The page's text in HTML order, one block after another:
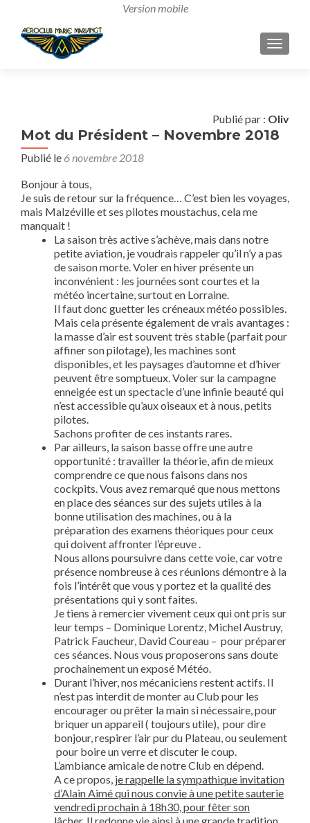
Publié par : Oliv
Mot du Président – Novembre 2018
Publié le 6 novembre 2018
Bonjour à tous,
Je suis de retour sur la fréquence… C’est bien les voyages,
mais Malzéville et ses pilotes moustachus, cela me
manquait !
La saison très active s’achève, mais dans notre
petite aviation, je voudrais rappeler qu’il n’y a pas
de saison morte. Voler en hiver présente un
inconvénient : les journées sont courtes et la
météo incertaine, surtout en Lorraine.
Il faut donc guetter les créneaux météo possibles.
Mais cela présente également de vrais avantages :
la masse d’air est souvent très stable (parfait pour
affiner son pilotage), les machines sont
disponibles, et les paysages d’automne et d’hiver
peuvent être somptueux. Voler sur la campagne
enneigée est un spectacle d’une infinie beauté qui
n’est accessible qu’aux oiseaux et à nous, petits
pilotes.
Sachons profiter de ces instants rares.
Par ailleurs, la saison basse offre une autre
opportunité : travailler la théorie, afin de mieux
comprendre ce que nous faisons dans nos
cockpits. Vous avez remarqué que nous mettons
en place des séances sur des sujets utiles à la
bonne utilisation des machines, ou à la
préparation des examens théoriques pour ceux
qui doivent affronter l’épreuve .
Nous allons poursuivre dans cette voie, car votre
présence nombreuse à ces réunions démontre à la
fois l’intérêt que vous y portez et la qualité des
présentations qui y sont faites.
Je tiens à remercier vivement ceux qui ont pris sur
leur temps – Dominique Lorentz, Michel Austruy,
Patrick Faucheur, David Coureau – pour préparer
ces séances. Nous vous proposerons sans doute
prochainement un exposé Météo.
Durant l’hiver, nos mécaniciens restent actifs. Il
n’est pas interdit de monter au Club pour les
encourager ou prêter la main si nécessaire, pour
briquer un appareil ( toujours utile), pour dire
bonjour, respirer l’air pur du Plateau, ou seulement
pour boire un verre et discuter le coup.
L’ambiance amicale de notre Club en dépend.
A ce propos, je rappelle la sympathique invitation
d’Alain Aimé qui nous convie à une petite sauterie
vendredi prochain à 18h30, pour fêter son